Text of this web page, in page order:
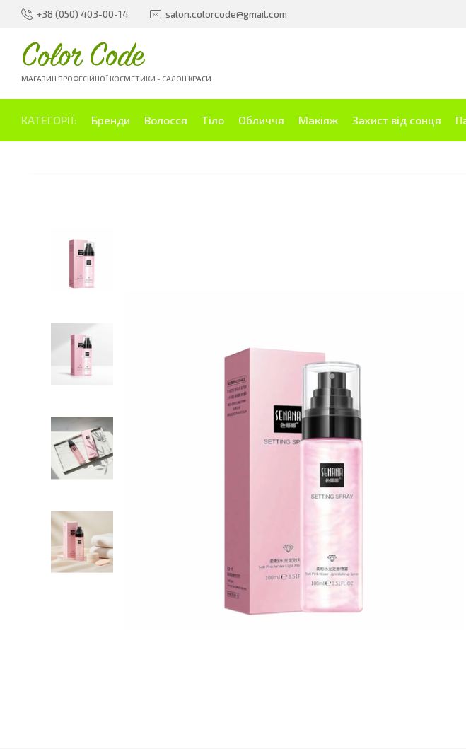
+38 (050) 403-00-14 salon.colorcode@gmail.com
Color Code
МАГАЗИН ПРОФЕСІЙНОЇ КОСМЕТИКИ - САЛОН КРАСИ
КАТЕГОРІЇ: Бренди Волосся Тіло Обличчя Макіяж Захист від сонця